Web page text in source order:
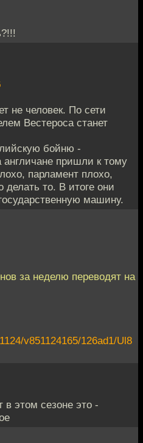
не человек. По сети
Вестероса станет
бойню -
англичане пришли к тому
парламент плохо,
делать то. В итоге они
машину.
за неделю переводят на
v851124165/126ad1/Ul8
в этом сезоне это -